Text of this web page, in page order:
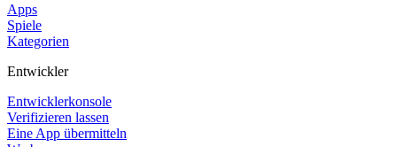
Apps
Spiele
Kategorien
Entwickler
Entwicklerkonsole
Verifizieren lassen
Eine App übermitteln